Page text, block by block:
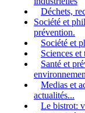
Déchets,
Société et
prévention.
Société et
Sciences
Santé et
Medias et
actualités...
Le bistrot: